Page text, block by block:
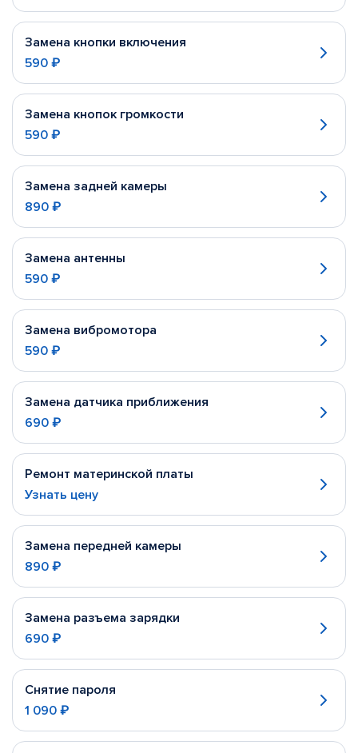
Замена кнопки включения
590 ₽
Замена кнопок громкости
590 ₽
Замена задней камеры
890 ₽
Замена антенны
590 ₽
Замена вибромотора
590 ₽
Замена датчика приближения
690 ₽
Ремонт материнской платы
Узнать цену
Замена передней камеры
890 ₽
Замена разъема зарядки
690 ₽
Снятие пароля
1 090 ₽